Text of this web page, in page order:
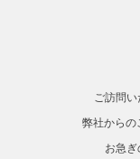
ご訪問
弊社からの
お急ぎ